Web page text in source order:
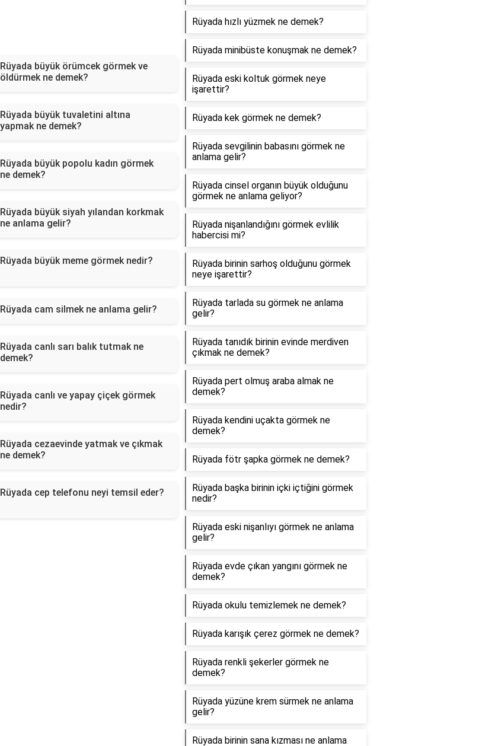
Rüyada büyük örümcek görmek ve
öldürmek ne demek?
Rüyada büyük tuvaletini altına
yapmak ne demek?
Rüyada büyük popolu kadın görmek
ne demek?
Rüyada büyük siyah yılandan korkmak
ne anlama gelir?
Rüyada büyük meme görmek nedir?
Rüyada cam silmek ne anlama gelir?
Rüyada canlı sarı balık tutmak ne
demek?
Rüyada canlı ve yapay çiçek görmek
nedir?
Rüyada cezaevinde yatmak ve çıkmak
ne demek?
Rüyada cep telefonu neyi temsil eder?
Rüyada hızlı yüzmek ne demek?
Rüyada minibüste konuşmak ne demek?
Rüyada eski koltuk görmek neye
işarettir?
Rüyada kek görmek ne demek?
Rüyada sevgilinin babasını görmek ne
anlama gelir?
Rüyada cinsel organın büyük olduğunu
görmek ne anlama geliyor?
Rüyada nişanlandığını görmek evlilik
habercisi mi?
Rüyada birinin sarhoş olduğunu görmek
neye işarettir?
Rüyada tarlada su görmek ne anlama
gelir?
Rüyada tanıdık birinin evinde merdiven
çıkmak ne demek?
Rüyada pert olmuş araba almak ne
demek?
Rüyada kendini uçakta görmek ne
demek?
Rüyada fötr şapka görmek ne demek?
Rüyada başka birinin içki içtiğini görmek
nedir?
Rüyada eski nişanlıyı görmek ne anlama
gelir?
Rüyada evde çıkan yangını görmek ne
demek?
Rüyada okulu temizlemek ne demek?
Rüyada karışık çerez görmek ne demek?
Rüyada renkli şekerler görmek ne
demek?
Rüyada yüzüne krem sürmek ne anlama
gelir?
Rüyada birinin sana kızması ne anlama